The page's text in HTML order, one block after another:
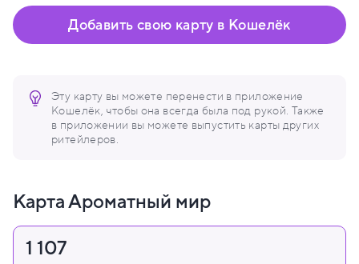
Эту карту вы можете перенести в приложение
Кошелёк, чтобы она всегда была под рукой. Также
в приложении вы можете выпустить карты других
ритейлеров.
Добавить свою карту в Кошелёк
Карта Ароматный мир
1 107